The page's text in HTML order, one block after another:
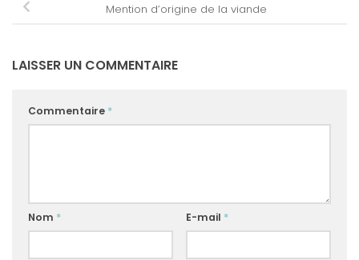
Mention d’origine de la viande
LAISSER UN COMMENTAIRE
Commentaire *
Nom * E-mail *